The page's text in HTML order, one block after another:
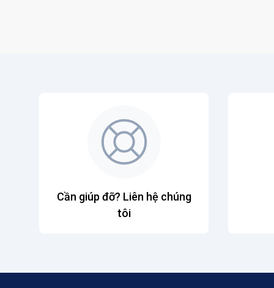
Cần giúp đỡ? Liên hệ chúng
tôi